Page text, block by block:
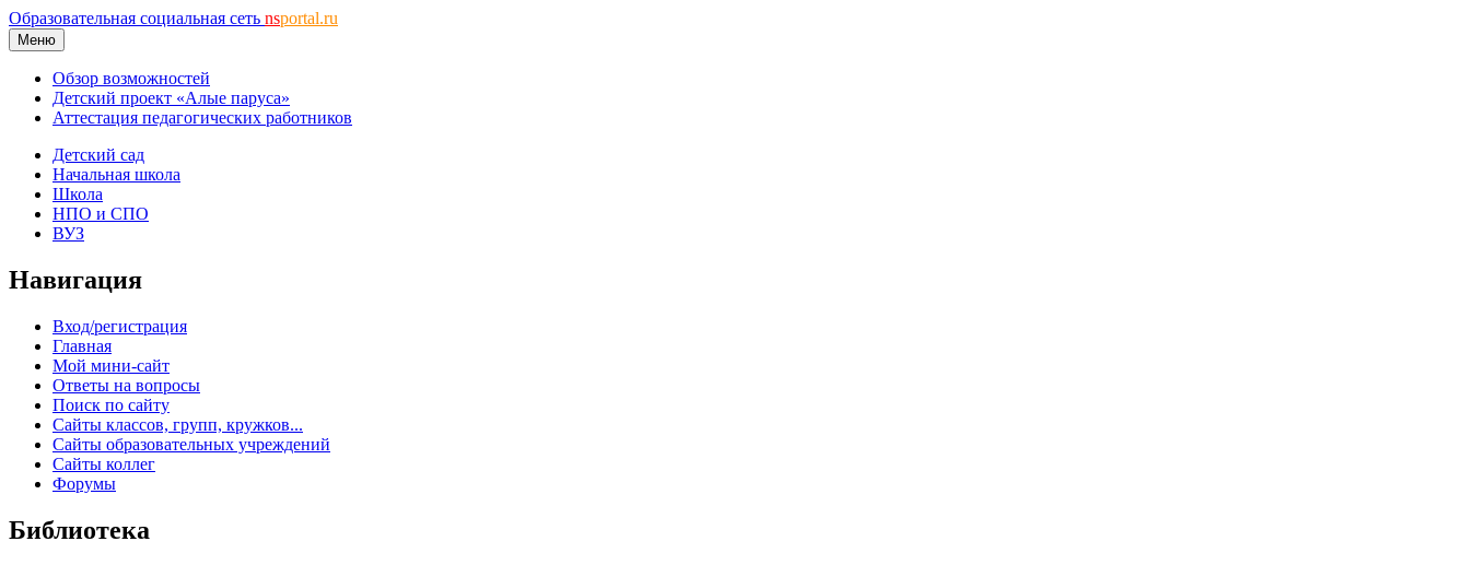
Образовательная социальная сеть nsportal.ru
Меню
Обзор возможностей
Детский проект «Алые паруса»
Аттестация педагогических работников
Детский сад
Начальная школа
Школа
НПО и СПО
ВУЗ
Навигация
Вход/регистрация
Главная
Мой мини-сайт
Ответы на вопросы
Поиск по сайту
Сайты классов, групп, кружков...
Сайты образовательных учреждений
Сайты коллег
Форумы
Библиотека